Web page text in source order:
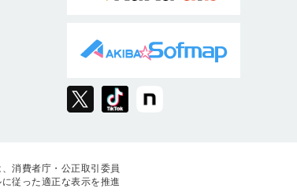
消費者庁・公正取引委員
従った適正な表示を推進